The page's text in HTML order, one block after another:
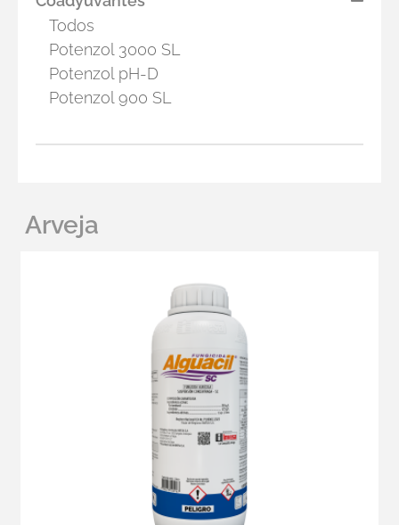
Todos
Potenzol 3000 SL
Potenzol pH-D
Potenzol 900 SL
Arveja